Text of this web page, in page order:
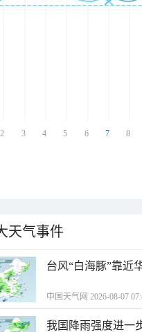
2 3 4 5 6 7 8
天气事件
台风“白海豚”靠近
中国天气网 2026-08-07
我国降雨强度进一